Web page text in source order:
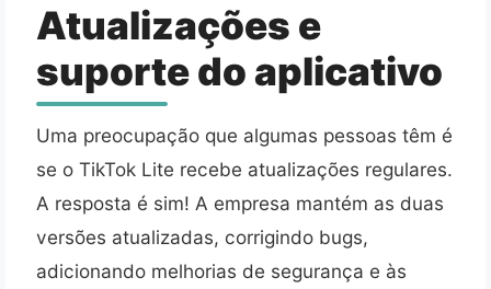
Atualizações e
suporte do aplicativo
Uma preocupação que algumas pessoas têm é
se o TikTok Lite recebe atualizações regulares.
A resposta é sim! A empresa mantém as duas
versões atualizadas, corrigindo bugs,
adicionando melhorias de segurança e às